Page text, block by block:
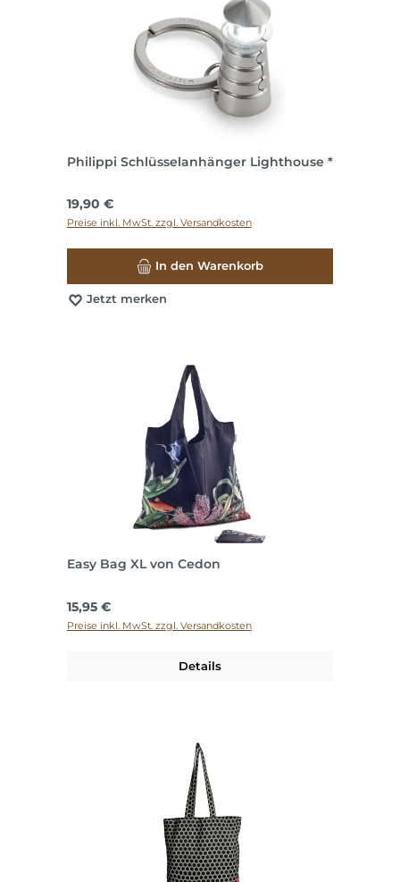
Philippi Schlüsselanhänger Lighthouse *
Regulärer Preis:
19,90 €
Preise inkl. MwSt. zzgl. Versandkosten
In den Warenkorb
Jetzt merken
Easy Bag XL von Cedon
Regulärer Preis:
15,95 €
Preise inkl. MwSt. zzgl. Versandkosten
Details